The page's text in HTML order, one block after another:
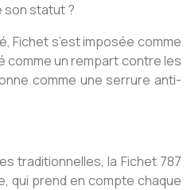
son statut ?
Fichet s’est imposée comme
comme un rempart contre les
comme une serrure anti-
traditionnelles, la Fichet 787
qui prend en compte chaque